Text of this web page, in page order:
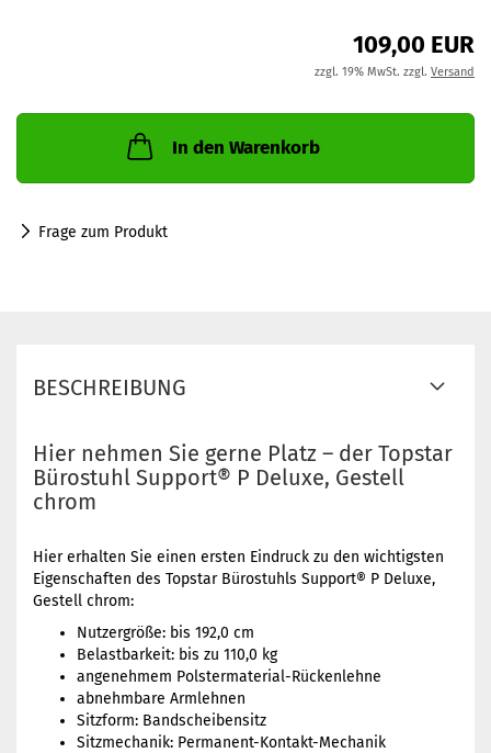
109,00 EUR
zzgl. 19% MwSt. zzgl. Versand
In den Warenkorb
Frage zum Produkt
BESCHREIBUNG
Hier nehmen Sie gerne Platz – der Topstar
Bürostuhl Support® P Deluxe, Gestell
chrom
Hier erhalten Sie einen ersten Eindruck zu den wichtigsten
Eigenschaften des Topstar Bürostuhls Support® P Deluxe,
Gestell chrom:
Nutzergröße: bis 192,0 cm
Belastbarkeit: bis zu 110,0 kg
angenehmem Polstermaterial-Rückenlehne
abnehmbare Armlehnen
Sitzform: Bandscheibensitz
Sitzmechanik: Permanent-Kontakt-Mechanik